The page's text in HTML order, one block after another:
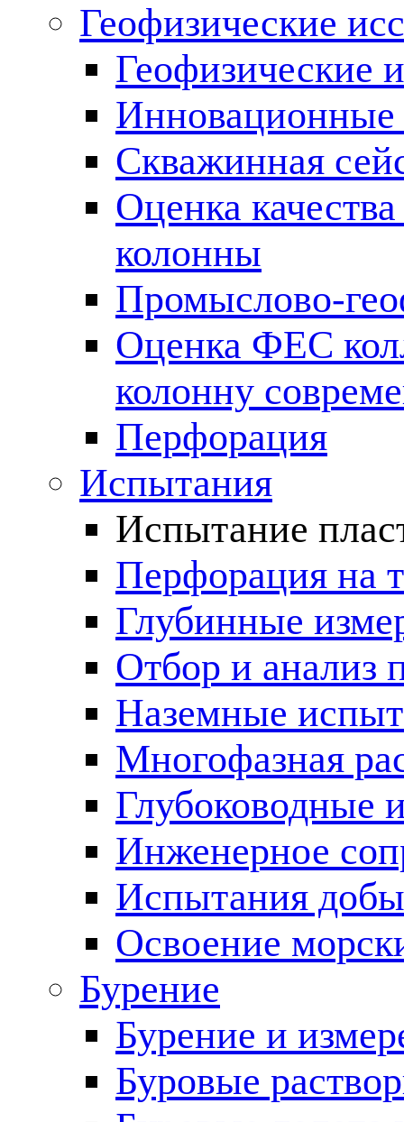
Геофизические
Геофизические
Инновационные
Скважинная
Оценка
колонны
Промыслово-
Оценка ФЕС
колонну
Перфорация
Испытания
Испытание
Перфорация на
Глубинные
Отбор и анализ
Наземные
Многофазная
Глубоководные
Инженерное
Испытания
Освоение
Бурение
Бурение и
Буровые